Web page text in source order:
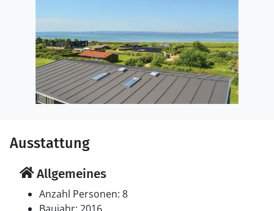
Ausstattung
Allgemeines
Anzahl Personen: 8